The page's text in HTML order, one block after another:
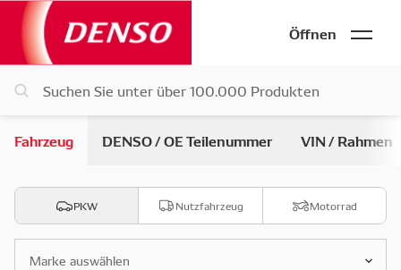
Öffnen
Fahrzeug DENSO / OE Teilenummer VIN / Rahmen
PKW Nutzfahrzeug Motorrad
Marke auswählen